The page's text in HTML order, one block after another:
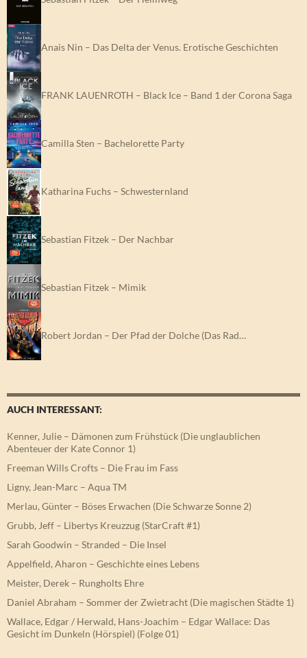
Anais Nin – Das Delta der Venus. Erotische Geschichten
FRANK LAUENROTH – Black Ice – Band 1 der Corona Saga
Camilla Sten – Bachelorette Party
Katharina Fuchs – Schwesternland
Sebastian Fitzek – Der Nachbar
Sebastian Fitzek – Mimik
Robert Jordan – Der Pfad der Dolche (Das Rad…
AUCH INTERESSANT:
Kenner, Julie – Dämonen zum Frühstück (Die unglaublichen
Abenteuer der Kate Connor 1)
Freeman Wills Crofts – Die Frau im Fass
Ligny, Jean-Marc – Aqua TM
Merlau, Günter – Böses Erwachen (Die Schwarze Sonne 2)
Grubb, Jeff – Libertys Kreuzzug (StarCraft #1)
Sarah Goodwin – Stranded – Die Insel
Appelfield, Aharon – Geschichte eines Lebens
Meister, Derek – Rungholts Ehre
Daniel Abraham – Sommer der Zwietracht (Die magischen Städte 1)
Wallace, Edgar / Herwald, Hans-Joachim – Edgar Wallace: Das
Gesicht im Dunkeln (Hörspiel) (Folge 01)